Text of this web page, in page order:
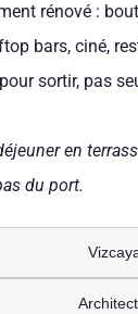
rénové :
bars, ciné,
sortir, pas
en
du port.